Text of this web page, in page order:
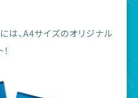
、A4サイズのオリジナル